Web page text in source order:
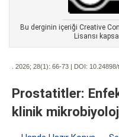
Bu derginin içeriği Creative
Lisansı
. 2026; 28(1): 66-73 | DOI:
Prostatitler:
klinik